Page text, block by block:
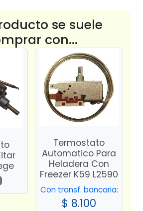
se suele
con...
Termostato
Automatico Para
Heladera Con
Freezer K59 L2590
Con transf. bancaria:
$ 8.100